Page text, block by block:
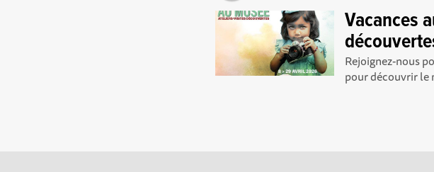
Vacances
Rejoignez-nous
pour découvrir le